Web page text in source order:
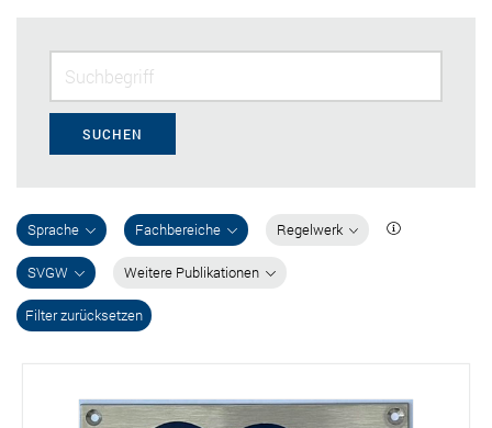
SUCHEN
Sprache Fachbereiche Regelwerk
SVGW Weitere Publikationen
Filter zurücksetzen